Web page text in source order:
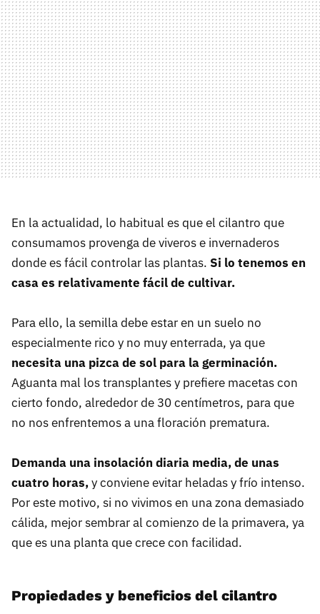
En la actualidad, lo habitual es que el cilantro que
consumamos provenga de viveros e invernaderos
donde es fácil controlar las plantas. Si lo tenemos en
casa es relativamente fácil de cultivar.
Para ello, la semilla debe estar en un suelo no
especialmente rico y no muy enterrada, ya que
necesita una pizca de sol para la germinación.
Aguanta mal los transplantes y prefiere macetas con
cierto fondo, alrededor de 30 centímetros, para que
no nos enfrentemos a una floración prematura.
Demanda una insolación diaria media, de unas
cuatro horas,y conviene evitar heladas y frío intenso.
Por este motivo, si no vivimos en una zona demasiado
cálida, mejor sembrar al comienzo de la primavera, ya
que es una planta que crece con facilidad.
Propiedades y beneficios del cilantro